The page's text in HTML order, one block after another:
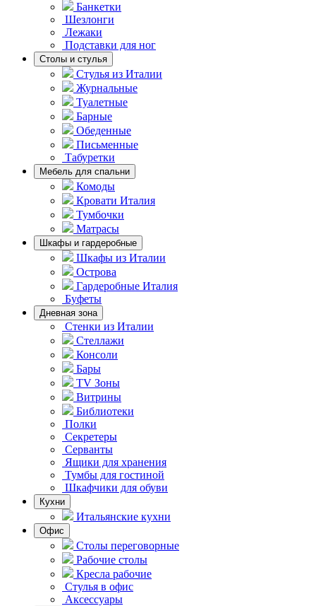
Банкетки
Шезлонги
Лежаки
Подставки для ног
Столы и стулья
Стулья из Италии
Журнальные
Туалетные
Барные
Обеденные
Письменные
Табуретки
Мебель для спальни
Комоды
Кровати Италия
Тумбочки
Матрасы
Шкафы и гардеробные
Шкафы из Италии
Острова
Гардеробные Италия
Буфеты
Дневная зона
Стенки из Италии
Стеллажи
Консоли
Бары
TV Зоны
Витрины
Библиотеки
Полки
Секретеры
Серванты
Ящики для хранения
Тумбы для гостиной
Шкафчики для обуви
Кухни
Итальянские кухни
Офис
Столы переговорные
Рабочие столы
Кресла рабочие
Стулья в офис
Аксессуары